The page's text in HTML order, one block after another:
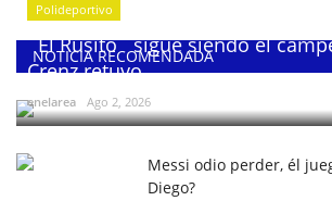
NOTICIA RECOMENDADA
Polideportivo
¨El Rusito¨ sigue siendo el
Crenz retuvo...
enelarea Ago 2, 2026
Messi odio perder, él
Diego?